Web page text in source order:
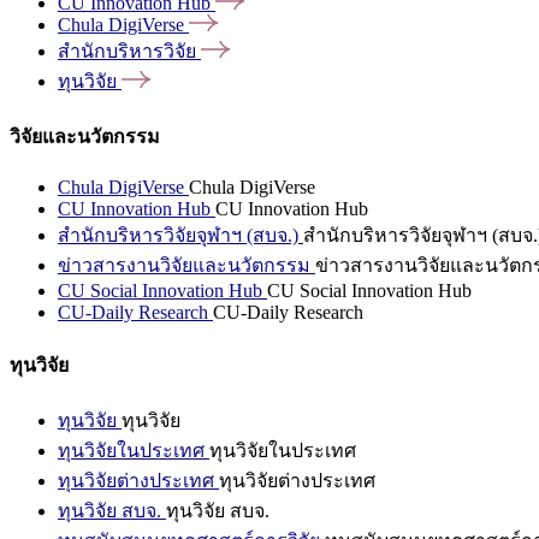
Chula DigiVerse
สำนักบริหารวิจัย
ทุนวิจัย
วิจัยและนวัตกรรม
Chula DigiVerse Chula DigiVerse
CU Innovation Hub CU Innovation Hub
สำนักบริหารวิจัยจุฬาฯ (สบจ.) สำนักบริหารวิจัยจุฬาฯ (สบจ
ข่าวสารงานวิจัยและนวัตกรรม ข่าวสารงานวิจัยและนวัตก
CU Social Innovation Hub CU Social Innovation Hub
CU-Daily Research CU-Daily Research
ทุนวิจัย
ทุนวิจัย ทุนวิจัย
ทุนวิจัยในประเทศ ทุนวิจัยในประเทศ
ทุนวิจัยต่างประเทศ ทุนวิจัยต่างประเทศ
ทุนวิจัย สบจ. ทุนวิจัย สบจ.